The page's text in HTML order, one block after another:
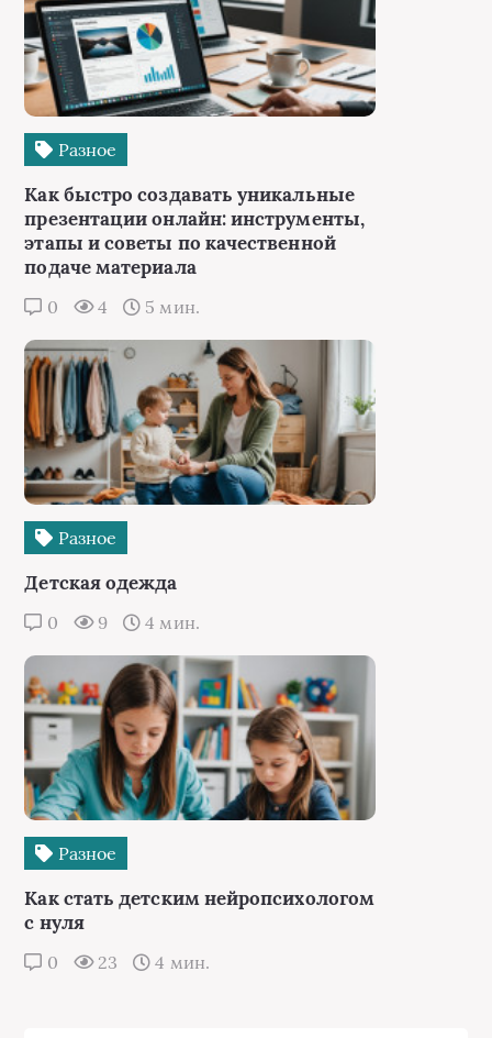
Разное
Как быстро создавать уникальные
презентации онлайн: инструменты,
этапы и советы по качественной
подаче материала
0 4 5 мин.
Разное
Детская одежда
0 9 4 мин.
Разное
Как стать детским нейропсихологом
с нуля
0 23 4 мин.